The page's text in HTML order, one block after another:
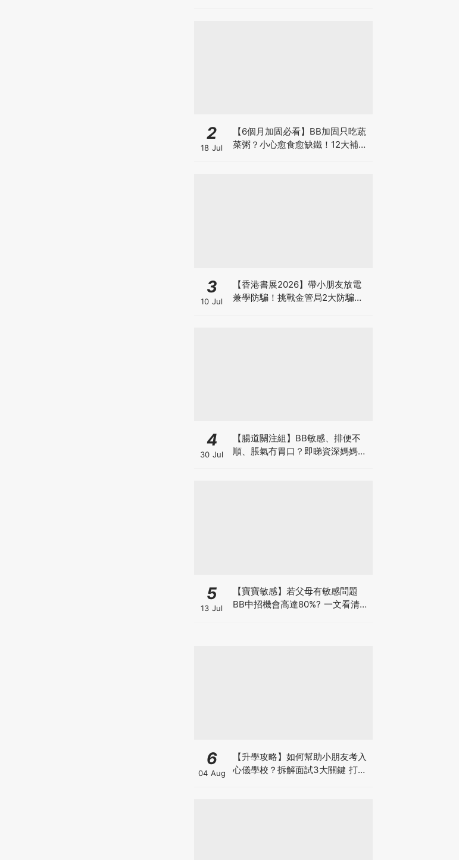
2
18 Jul
【6個月加固必看】BB加固只吃蔬
菜粥？小心愈食愈缺鐵！12大補鐵
3
10 Jul
【香港書展2026】帶小朋友放電
兼學防騙！挑戰金管局2大防騙遊
4
30 Jul
【腸道關注組】BB敏感、排便不
順、脹氣冇胃口？即睇資深媽媽分
5
13 Jul
【寶寶敏感】若父母有敏感問題
BB中招機會高達80%? 一文看清預
6
04 Aug
【升學攻略】如何幫助小朋友考入
心儀學校？拆解面試3大關鍵 打好